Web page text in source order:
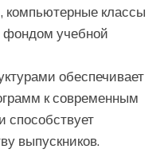
компьютерные классы
учебной
обеспечивает
к современным
способствует
выпускников.